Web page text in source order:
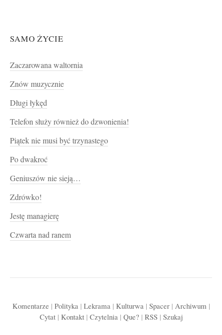
SAMO ŻYCIE
Zaczarowana waltornia
Znów muzycznie
Długi łykęd
Telefon służy również do dzwonienia!
Piątek nie musi być trzynastego
Po dwakroć
Geniuszów nie sieją…
Zdrówko!
Jestę managierę
Czwarta nad ranem
Komentarze | Polityka | Lekrama | Kulturwa | Spacer| Archiwum |
Cytat| Kontakt| Czytelnia | Que? | RSS| Szukaj